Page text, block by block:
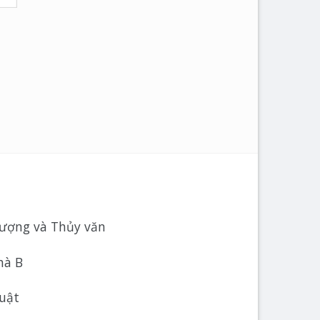
và Thủy văn
B